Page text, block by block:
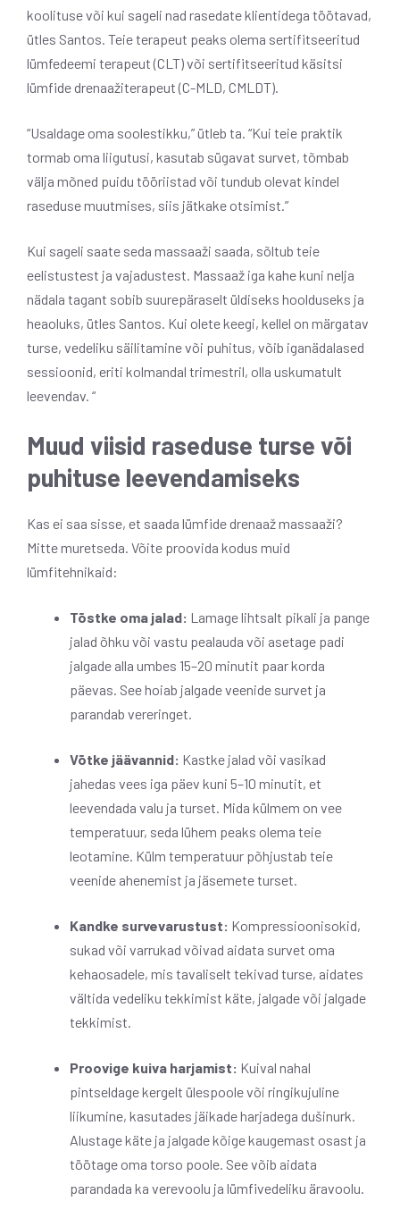
koolituse või kui sageli nad rasedate klientidega töötavad,
ütles Santos. Teie terapeut peaks olema sertifitseeritud
lümfedeemi terapeut (CLT) või sertifitseeritud käsitsi
lümfide drenaažiterapeut (C-MLD, CMLDT).
“Usaldage oma soolestikku,” ütleb ta. “Kui teie praktik
tormab oma liigutusi, kasutab sügavat survet, tõmbab
välja mõned puidu tööriistad või tundub olevat kindel
raseduse muutmises, siis jätkake otsimist.”
Kui sageli saate seda massaaži saada, sõltub teie
eelistustest ja vajadustest. Massaaž iga kahe kuni nelja
nädala tagant sobib suurepäraselt üldiseks hoolduseks ja
heaoluks, ütles Santos. Kui olete keegi, kellel on märgatav
turse, vedeliku säilitamine või puhitus, võib iganädalased
sessioonid, eriti kolmandal trimestril, olla uskumatult
leevendav. “
Muud viisid raseduse turse või
puhituse leevendamiseks
Kas ei saa sisse, et saada lümfide drenaaž massaaži?
Mitte muretseda. Võite proovida kodus muid
lümfitehnikaid:
Tõstke oma jalad: Lamage lihtsalt pikali ja pange
jalad õhku või vastu pealauda või asetage padi
jalgade alla umbes 15–20 minutit paar korda
päevas. See hoiab jalgade veenide survet ja
parandab vereringet.
Võtke jäävannid: Kastke jalad või vasikad
jahedas vees iga päev kuni 5–10 minutit, et
leevendada valu ja turset. Mida külmem on vee
temperatuur, seda lühem peaks olema teie
leotamine. Külm temperatuur põhjustab teie
veenide ahenemist ja jäsemete turset.
Kandke survevarustust: Kompressioonisokid,
sukad või varrukad võivad aidata survet oma
kehaosadele, mis tavaliselt tekivad turse, aidates
vältida vedeliku tekkimist käte, jalgade või jalgade
tekkimist.
Proovige kuiva harjamist: Kuival nahal
pintseldage kergelt ülespoole või ringikujuline
liikumine, kasutades jäikade harjadega dušinurk.
Alustage käte ja jalgade kõige kaugemast osast ja
töötage oma torso poole. See võib aidata
parandada ka verevoolu ja lümfivedeliku äravoolu.